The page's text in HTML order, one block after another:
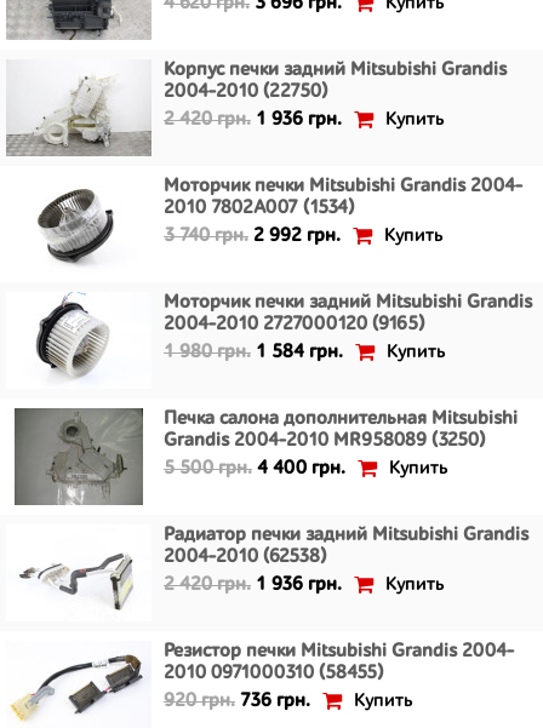
Корпус печки задний Mitsubishi Grandis
2004-2010 (22750)
2 420 грн. 1 936 грн. Купить
Моторчик печки Mitsubishi Grandis 2004-
2010 7802A007 (1534)
3 740 грн. 2 992 грн. Купить
Моторчик печки задний Mitsubishi Grandis
2004-2010 2727000120 (9165)
1 980 грн. 1 584 грн. Купить
Печка салона дополнительная Mitsubishi
Grandis 2004-2010 MR958089 (3250)
5 500 грн. 4 400 грн. Купить
Радиатор печки задний Mitsubishi Grandis
2004-2010 (62538)
2 420 грн. 1 936 грн. Купить
Резистор печки Mitsubishi Grandis 2004-
2010 0971000310 (58455)
920 грн. 736 грн. Купить